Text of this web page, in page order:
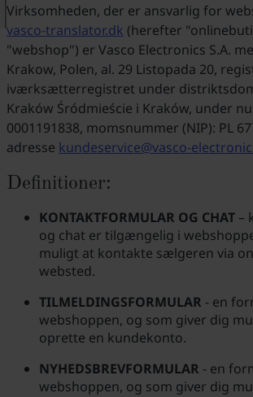
Virksomheden, der er ansvarlig for
vasco-translator.dk (herefter
"webshop") er Vasco Electronics S.A.
Krakow, Polen, al. 29 Listopada 20,
iværksætterregistret under
Kraków Śródmieście i Kraków, under
0001191838, momsnummer (NIP): PL
adresse kundeservice@vasco-
Definitioner:
KONTAKTFORMULAR OG CHAT –
og chat er tilgængelig i
muligt at kontakte sælgeren via
websted.
TILMELDINGSFORMULAR - en
webshoppen, og som giver dig
oprette en kundekonto.
NYHEDSBREVFORMULAR - en
webshoppen, og som giver dig